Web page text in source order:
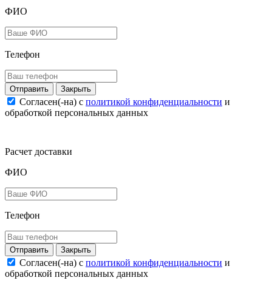
ФИО
Телефон
Закрыть
Согласен(-на) c политикой конфиденциальности и
обработкой персональных данных
Расчет доставки
ФИО
Телефон
Закрыть
Согласен(-на) c политикой конфиденциальности и
обработкой персональных данных